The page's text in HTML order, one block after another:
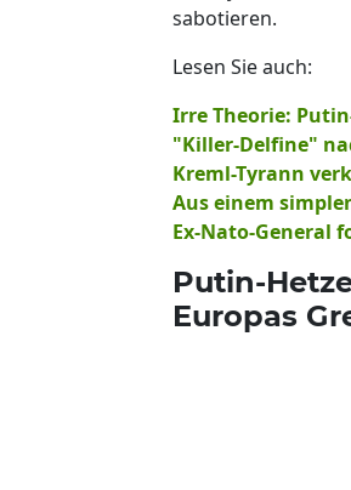
sabotieren.
Lesen Sie auch:
Irre Theorie:
"Killer-Delfine"
Kreml-Tyrann
Aus einem
Ex-Nato-General
Putin-
Europas